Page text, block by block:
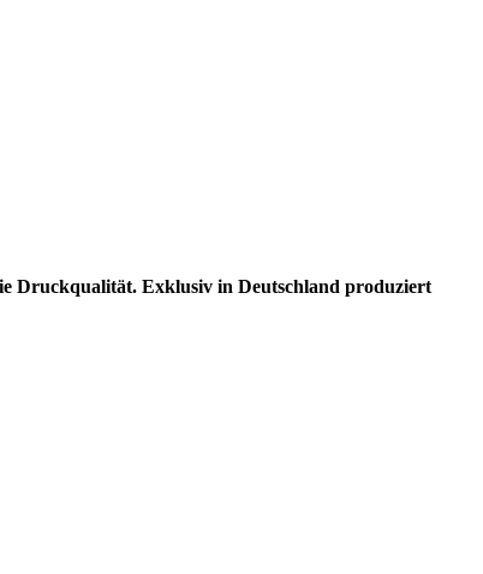
Druckqualität. Exklusiv in Deutschland produziert